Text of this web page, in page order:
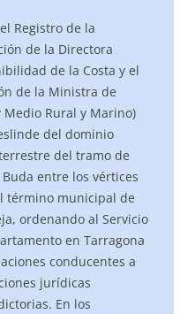
Registro de la
de la Directora
de la Costa y el
de la Ministra de
Rural y Marino)
del dominio
del tramo de
entre los vértices
término municipal de
ordenando al Servicio
en Tarragona
conducentes a
jurídicas
En los